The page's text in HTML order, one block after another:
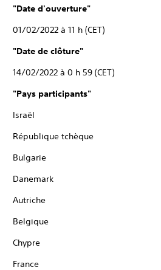
"Date d'ouverture"
01/02/2022 à 11 h (CET)
"Date de clôture"
14/02/2022 à 0 h 59 (CET)
"Pays participants"
Israël
République tchèque
Bulgarie
Danemark
Autriche
Belgique
Chypre
France